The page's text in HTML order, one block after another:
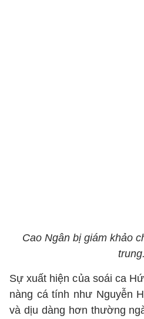
Cao Ngân bị giám khảo
trung.
Sự xuất hiện của soái ca
nàng cá tính như Nguyễn
và dịu dàng hơn thường